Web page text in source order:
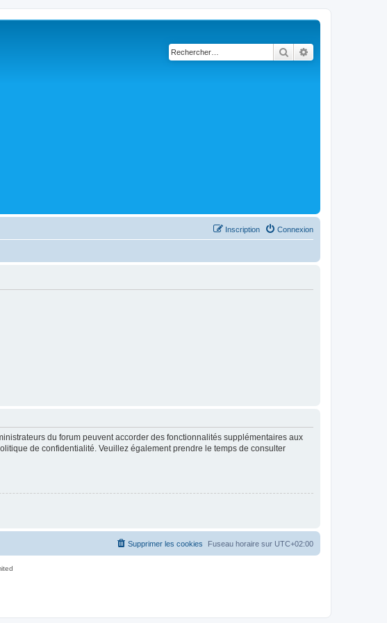
Rechercher
Connexion
Inscription
du forum peuvent accorder des fonctionnalités supplémentaires aux
de confidentialité. Veuillez également prendre le temps de consulter
Fuseau horaire sur UTC+02:00
Supprimer les cookies